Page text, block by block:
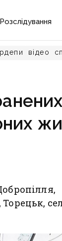
Розслідування
відео
Торецьк,